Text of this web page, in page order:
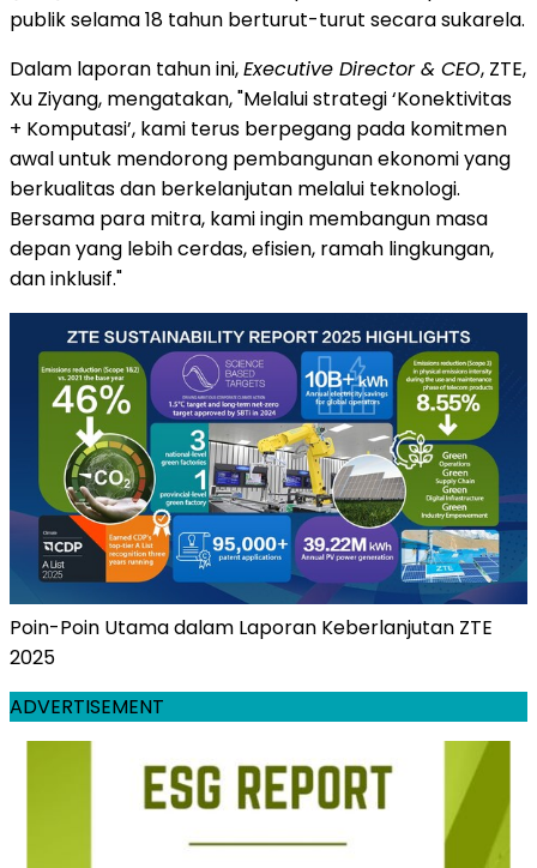
publik selama 18 tahun berturut-turut secara sukarela.
Dalam laporan tahun ini,Executive Director & CEO, ZTE,
Xu Ziyang, mengatakan, "Melalui strategi ‘Konektivitas
+ Komputasi’, kami terus berpegang pada komitmen
awal untuk mendorong pembangunan ekonomi yang
berkualitas dan berkelanjutan melalui teknologi.
Bersama para mitra, kami ingin membangun masa
depan yang lebih cerdas, efisien, ramah lingkungan,
dan inklusif."
Poin-Poin Utama dalam Laporan Keberlanjutan ZTE
2025
ADVERTISEMENT